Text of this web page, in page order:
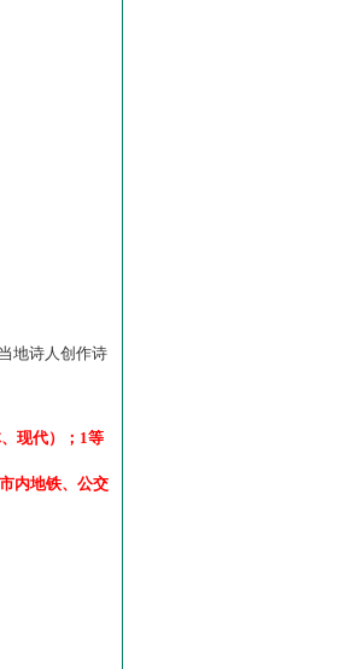
地诗人创作诗
现代）；1等
内地铁、公交